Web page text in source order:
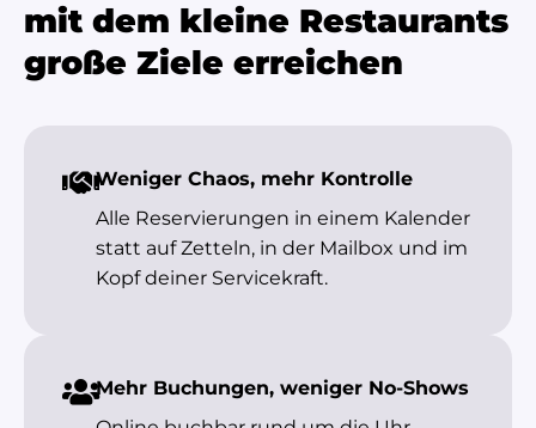
mit dem kleine Restaurants
große Ziele erreichen
Weniger Chaos, mehr Kontrolle
Alle Reservierungen in einem Kalender
statt auf Zetteln, in der Mailbox und im
Kopf deiner Servicekraft.
Mehr Buchungen, weniger No-Shows